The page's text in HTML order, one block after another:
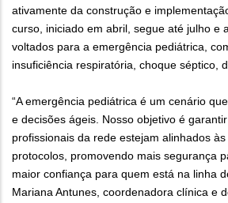
ativamente da construção e
curso, iniciado em abril, segue até julho e
voltados para a emergência pediátrica,
insuficiência respiratória, choque séptico,
“A emergência pediátrica é um cenário
e decisões ágeis. Nosso objetivo é
profissionais da rede estejam alinhados
protocolos, promovendo mais segurança
maior confiança para quem está na linha
Mariana Antunes, coordenadora clínica e